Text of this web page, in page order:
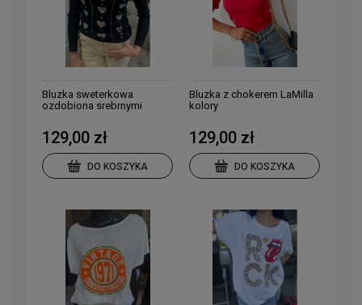
Bluzka sweterkowa
ozdobiona srebrnymi
129,00 zł
DO KOSZYKA
Bluzka z chokerem LaMilla
kolory
129,00 zł
DO KOSZYKA